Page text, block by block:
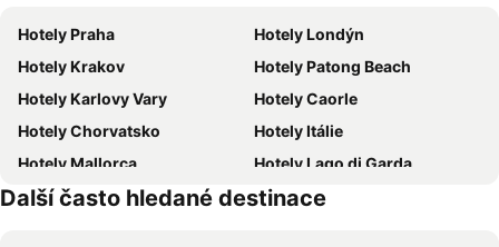
Hotely Praha
Hotely Londýn
Hotely Krakov
Hotely Patong Beach
Hotely Karlovy Vary
Hotely Caorle
Hotely Chorvatsko
Hotely Itálie
Hotely Mallorca
Hotely Lago di Garda
Hotely Česká republika
Hotely Šumava
Další často hledané destinace